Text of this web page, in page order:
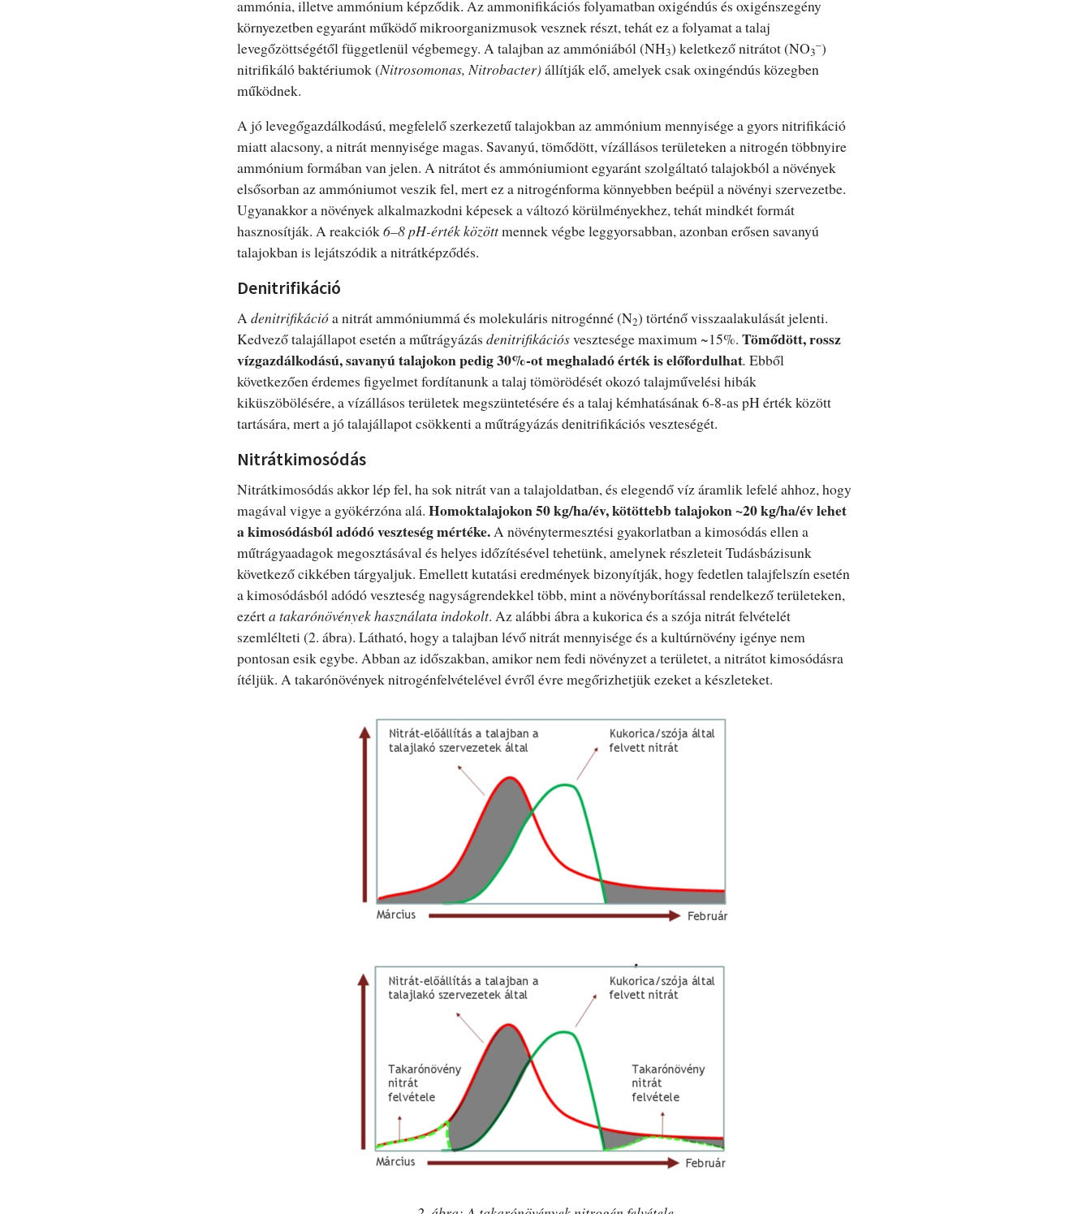
ammónia, illetve ammónium képződik. Az ammonifikációs folyamatban oxigéndús és oxigénszegény
környezetben egyaránt működő mikroorganizmusok vesznek részt, tehát ez a folyamat a talaj
levegőzöttségétől függetlenül végbemegy. A talajban az ammóniából (NH3) keletkező nitrátot (NO3
–)
nitrifikáló baktériumok (Nitrosomonas, Nitrobacter) állítják elő, amelyek csak oxingéndús közegben
működnek.
A jó levegőgazdálkodású, megfelelő szerkezetű talajokban az ammónium mennyisége a gyors nitrifikáció
miatt alacsony, a nitrát mennyisége magas. Savanyú, tömődött, vízállásos területeken a nitrogén többnyire
ammónium formában van jelen. A nitrátot és ammóniumiont egyaránt szolgáltató talajokból a növények
elsősorban az ammóniumot veszik fel, mert ez a nitrogénforma könnyebben beépül a növényi szervezetbe.
Ugyanakkor a növények alkalmazkodni képesek a változó körülményekhez, tehát mindkét formát
hasznosítják. A reakciók6–8 pH-érték közöttmennek végbe leggyorsabban, azonban erősen savanyú
talajokban is lejátszódik a nitrátképződés.
Denitrifikáció
Adenitrifikációa nitrát ammóniummá és molekuláris nitrogénné (N2) történő visszaalakulását jelenti.
Kedvező talajállapot esetén a műtrágyázás denitrifikációsvesztesége maximum ~15%. Tömődött, rossz
vízgazdálkodású, savanyú talajokon pedig 30%-ot meghaladó érték is előfordulhat. Ebből
következően érdemes figyelmet fordítanunk a talaj tömörödését okozó talajművelési hibák
kiküszöbölésére, a vízállásos területek megszüntetésére és a talaj kémhatásának 6-8-as pH érték között
tartására, mert a jó talajállapot csökkenti a műtrágyázás denitrifikációs veszteségét.
Nitrátkimosódás
Nitrátkimosódás akkor lép fel, ha sok nitrát van a talajoldatban, és elegendő víz áramlik lefelé ahhoz, hogy
magával vigye a gyökérzóna alá. Homoktalajokon 50 kg/ha/év, kötöttebb talajokon ~20 kg/ha/év lehet
a kimosódásból adódó veszteség mértéke. A növénytermesztési gyakorlatban a kimosódás ellen a
műtrágyaadagok megosztásával és helyes időzítésével tehetünk, amelynek részleteit Tudásbázisunk
következő cikkében tárgyaljuk. Emellett kutatási eredmények bizonyítják, hogy fedetlen talajfelszín esetén
a kimosódásból adódó veszteség nagyságrendekkel több, mint a növényborítással rendelkező területeken,
ezérta takarónövények használata indokolt. Az alábbi ábra a kukorica és a szója nitrát felvételét
szemlélteti (2. ábra). Látható, hogy a talajban lévő nitrát mennyisége és a kultúrnövény igénye nem
pontosan esik egybe. Abban az időszakban, amikor nem fedi növényzet a területet, a nitrátot kimosódásra
ítéljük. A takarónövények nitrogénfelvételével évről évre megőrizhetjük ezeket a készleteket.